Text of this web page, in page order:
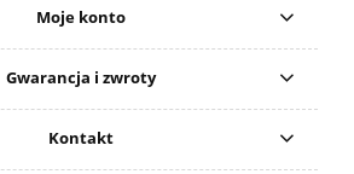
Moje konto
Gwarancja i zwroty
Kontakt